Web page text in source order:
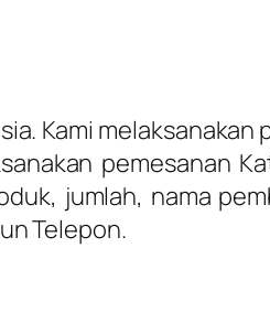
Kami
pemesanan
jumlah, nama
Telepon.